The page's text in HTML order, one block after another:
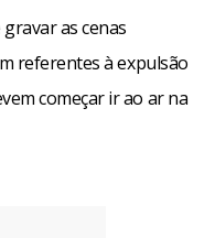
as cenas
referentes à expulsão
começar ir ao ar na